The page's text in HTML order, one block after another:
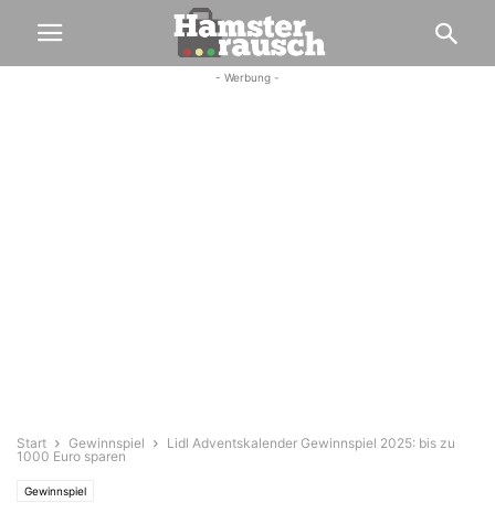
- Werbung -
Start Gewinnspiel
Lidl Adventskalender Gewinnspiel 2025: bis zu
1000 Euro sparen
Gewinnspiel